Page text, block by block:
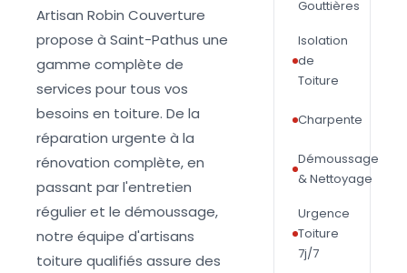
Artisan Robin Couverture
propose à Saint-Pathus une
gamme complète de
services pour tous vos
besoins en toiture. De la
réparation urgente à la
rénovation complète, en
passant par l'entretien
régulier et le démoussage,
notre équipe d'artisans
toiture qualifiés assure des
Gouttières
Isolation
de
Toiture
Charpente
Démoussage
& Nettoyage
Urgence
Toiture
7j/7